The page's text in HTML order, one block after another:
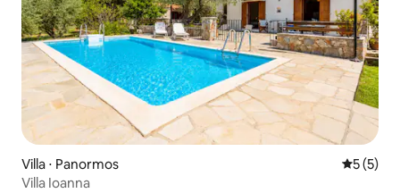
Villa ⋅ Panormos
5 (5)
Villa Ioanna